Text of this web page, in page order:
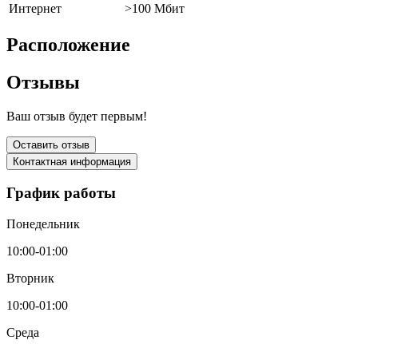
Интернет
>100 Мбит
Расположение
Отзывы
Ваш отзыв будет первым!
Оставить отзыв
Контактная информация
График работы
Понедельник
10:00-01:00
Вторник
10:00-01:00
Среда